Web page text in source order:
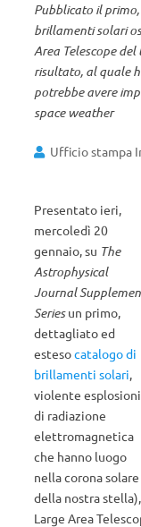
Pubblicato il
brillamenti solari
Area Telescope
risultato, al quale
potrebbe avere
space weather
Ufficio stampa
Presentato ieri,
mercoledì 20
gennaio, su The
Astrophysical
Journal
Seriesun primo,
dettagliato ed
estesocatalogo di
brillamenti solari,
violente esplosioni
di radiazione
elettromagnetica
che hanno luogo
nella corona
della nostra
Large Area